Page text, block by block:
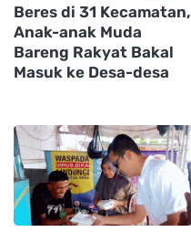
Beres di 31 Kecamatan,
Anak-anak Muda
Bareng Rakyat Bakal
Masuk ke Desa-desa